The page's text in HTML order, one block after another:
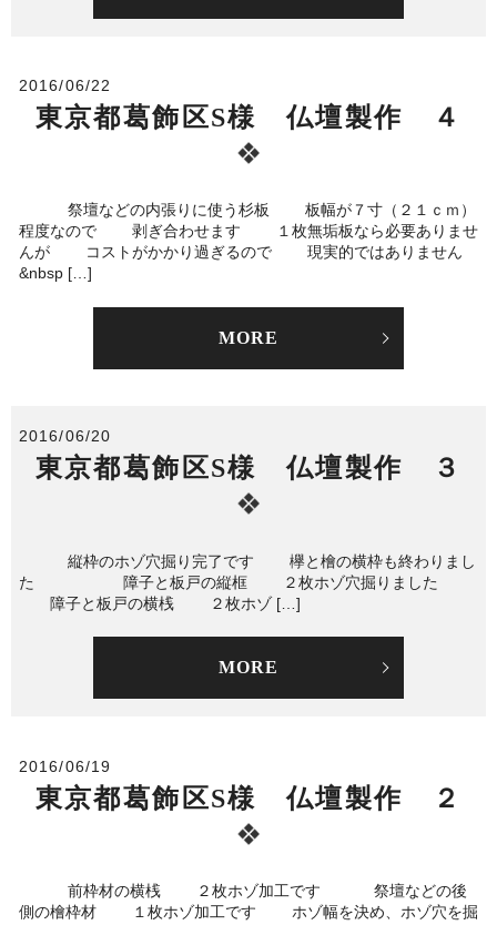
2016/06/22
東京都葛飾区S様 仏壇製作 ４
祭壇などの内張りに使う杉板 板幅が７寸（２１ｃｍ）
程度なので 剥ぎ合わせます １枚無垢板なら必要ありませ
んが コストがかかり過ぎるので 現実的ではありません
&nbsp […]
MORE
2016/06/20
東京都葛飾区S様 仏壇製作 ３
縦枠のホゾ穴掘り完了です 欅と檜の横枠も終わりまし
た 障子と板戸の縦框 ２枚ホゾ穴掘りました
障子と板戸の横桟 ２枚ホゾ […]
MORE
2016/06/19
東京都葛飾区S様 仏壇製作 ２
前枠材の横桟 ２枚ホゾ加工です 祭壇などの後
側の檜枠材 １枚ホゾ加工です ホゾ幅を決め、ホゾ穴を掘